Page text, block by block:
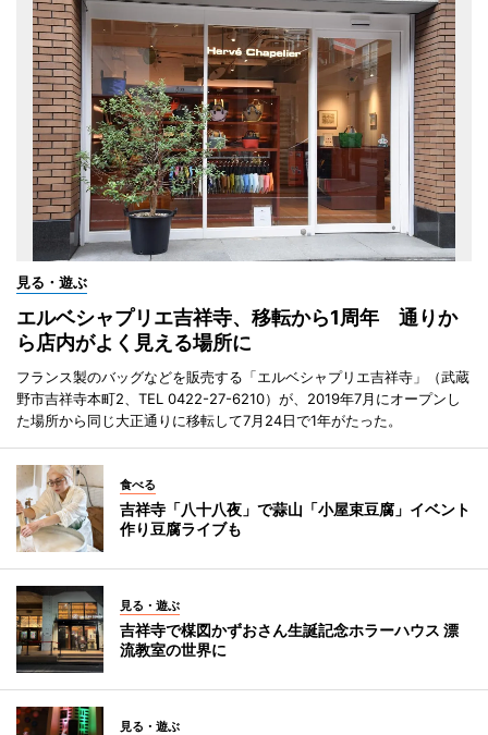
見る・遊ぶ
エルベシャプリエ吉祥寺、移転から1周年 通りか
ら店内がよく見える場所に
フランス製のバッグなどを販売する「エルベシャプリエ吉祥寺」（武蔵
野市吉祥寺本町2、TEL 0422-27-6210）が、2019年7月にオープンし
た場所から同じ大正通りに移転して7月24日で1年がたった。
食べる
吉祥寺「八十八夜」で蒜山「小屋束豆腐」イベント
作り豆腐ライブも
見る・遊ぶ
吉祥寺で楳図かずおさん生誕記念ホラーハウス 漂
流教室の世界に
見る・遊ぶ